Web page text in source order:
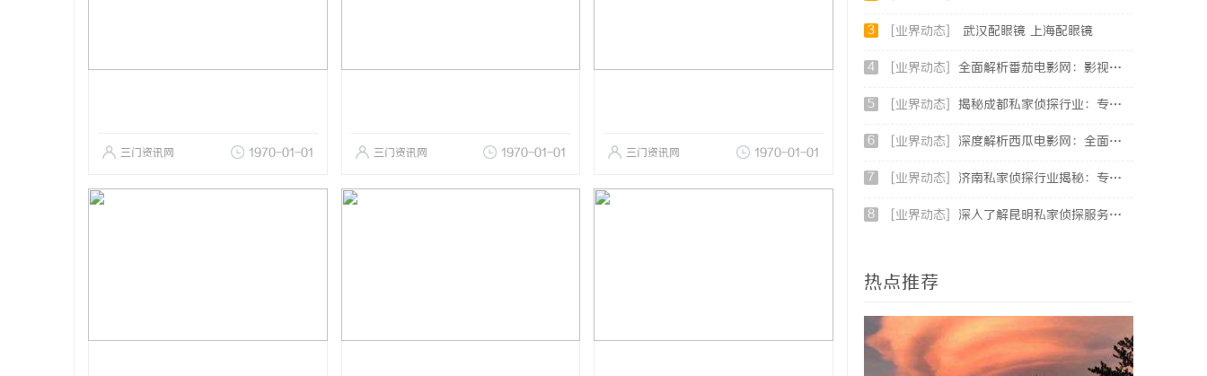
三门资讯网 1970-01-01 三门资讯网 1970-01-01 三门资讯网 1970-01-01
3 [业界动态] 武汉配眼镜 上海配眼镜
4 [业界动态] 全面解析番茄电影网：影视爱好者的最佳资源站
5 [业界动态] 揭秘成都私家侦探行业：专业服务助力城市安宁
6 [业界动态] 深度解析西瓜电影网：全面体验影视娱乐新天地
7 [业界动态] 济南私家侦探行业揭秘：专业服务与案件解析全方位指南
8 [业界动态] 深入了解昆明私家侦探服务的重要性与选择指南
热点推荐